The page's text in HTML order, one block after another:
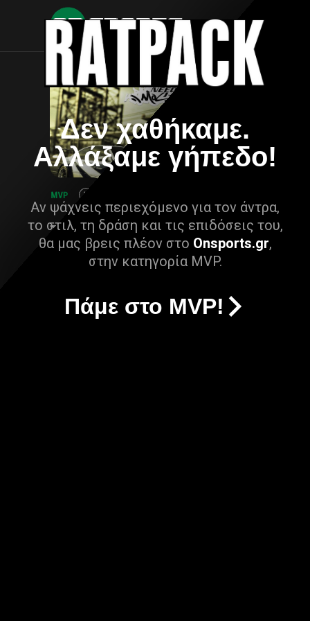
Δεν χαθήκαμε.
Αλλάξαμε γήπεδο!
Αν ψάχνεις περιεχόμενο για τον άντρα,
το στιλ, τη δράση και τις επιδόσεις του,
θα μας βρεις πλέον στο Onsports.gr,
στην κατηγορία MVP.
Πάμε στο MVP!